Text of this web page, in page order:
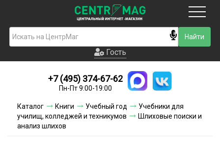
Гость
Новинки
Условия доставки
Гость
+7 (495) 374-67-62
Пн-Пт 9:00-19:00
Каталог Книги Учебный год
Учебники для
училищ, колледжей и техникумов
Шлиховые поиски и
анализ шлихов